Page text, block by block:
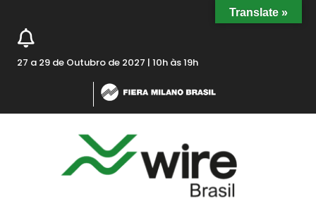
27 a 29 de Outubro de 2027 | 10h às 19h
Translate »